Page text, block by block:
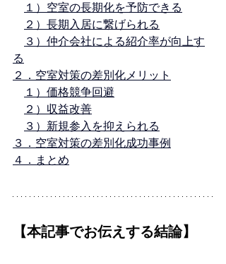
１）空室の長期化を予防できる
２）長期入居に繋げられる
３）仲介会社による紹介率が向上す
る
２．空室対策の差別化メリット
１）価格競争回避
２）収益改善
３）新規参入を抑えられる
３．空室対策の差別化成功事例
４．まとめ
【本記事でお伝えする結論】